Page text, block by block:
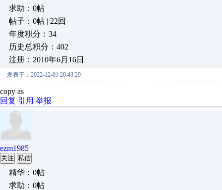
求助：0帖
帖子：0帖 | 22回
年度积分：34
历史总积分：402
注册：2010年6月16日
发表于：2022-12-01 20:43:29
copy as
回复 引用 举报
ezm1985
关注 私信
精华：0帖
求助：0帖